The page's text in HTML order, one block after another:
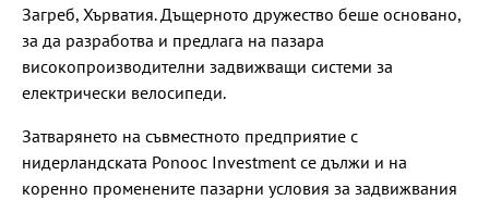
Загреб, Хърватия. Дъщерното дружество беше основано,
за да разработва и предлага на пазара
високопроизводителни задвижващи системи за
електрически велосипеди.
Затварянето на съвместното предприятие с
нидерландската Ponooc Investment се дължи и на
коренно променените пазарни условия за задвижвания